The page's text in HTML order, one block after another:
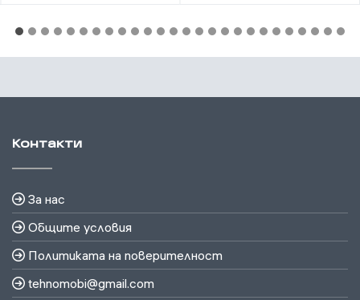
Контакти
За нас
Общите условия
Политиката на поверителност
tehnomobi@gmail.com